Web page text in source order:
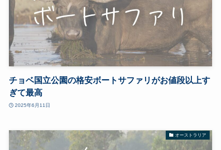
チョベ国立公園の格安ボートサファリがお値段以上す
ぎて最高
2025年6月11日
オーストラリア